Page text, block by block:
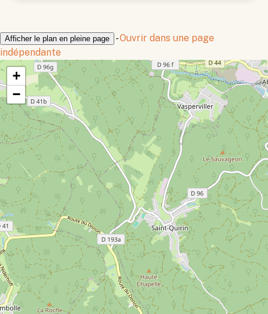
Afficher le plan en pleine page -Ouvrir dans une page
indépendante